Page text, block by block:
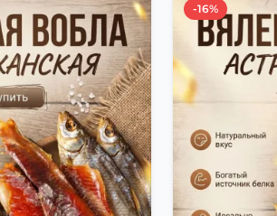
-16%